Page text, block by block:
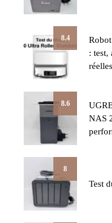
8.4
: test,
réelles
8.6
NAS
8
Test